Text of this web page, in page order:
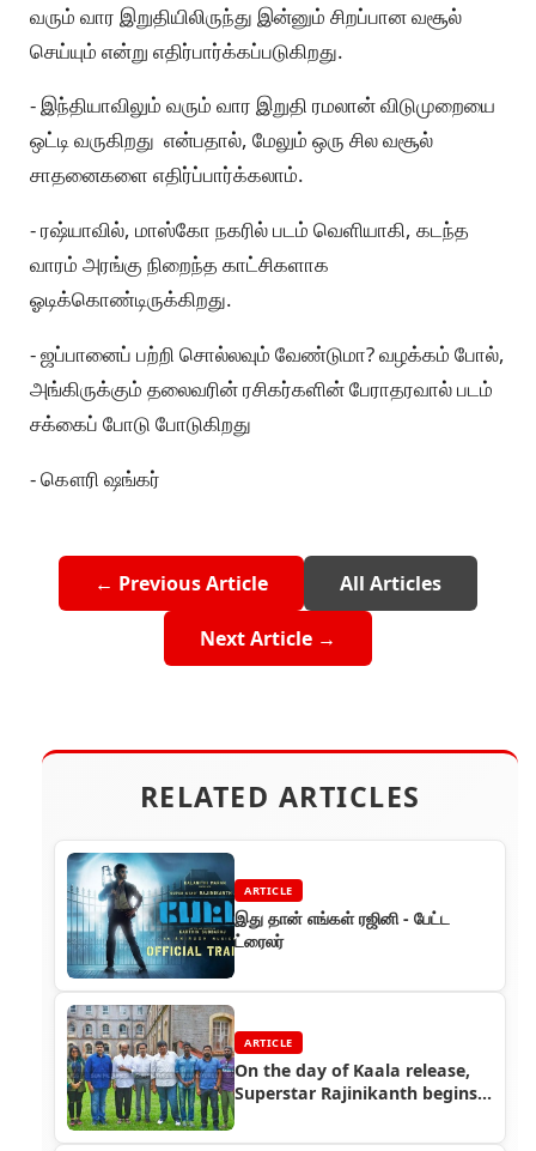
வரும் வார இறுதியிலிருந்து இன்னும் சிறப்பான வசூல்
செய்யும் என்று எதிர்பார்க்கப்படுகிறது.
- இந்தியாவிலும் வரும் வார இறுதி ரமலான் விடுமுறையை
ஒட்டி வருகிறது என்பதால், மேலும் ஒரு சில வசூல்
சாதனைகளை எதிர்ப்பார்க்கலாம்.
- ரஷ்யாவில், மாஸ்கோ நகரில் படம் வெளியாகி, கடந்த
வாரம் அரங்கு நிறைந்த காட்சிகளாக
ஓடிக்கொண்டிருக்கிறது.
- ஜப்பானைப் பற்றி சொல்லவும் வேண்டுமா? வழக்கம் போல்,
அங்கிருக்கும் தலைவரின் ரசிகர்களின் பேராதரவால் படம்
சக்கைப் போடு போடுகிறது
- கௌரி ஷங்கர்
← Previous Article All Articles
Next Article →
RELATED ARTICLES
ARTICLE
இது தான் எங்கள் ரஜினி - பேட்ட
ட்ரைலர்
ARTICLE
On the day of Kaala release,
Superstar Rajinikanth begins
film in Darjeeling